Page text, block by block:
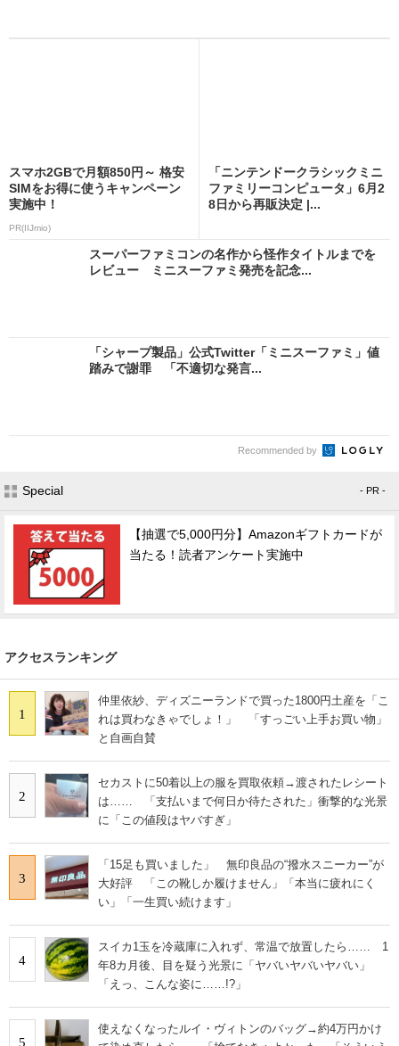
スマホ2GBで月額850円～ 格安
SIMをお得に使うキャンペーン
実施中！
PR(IIJmio)
「ニンテンドークラシックミニ
ファミリーコンピュータ」6月2
8日から再販決定 |...
スーパーファミコンの名作から怪作タイトルまでを
レビュー ミニスーファミ発売を記念...
「シャープ製品」公式Twitter「ミニスーファミ」値
踏みで謝罪 「不適切な発言...
Recommended by
Special - PR -
【抽選で5,000円分】Amazonギフトカードが
当たる！読者アンケート実施中
アクセスランキング
1
仲里依紗、ディズニーランドで買った1800円土産を「こ
れは買わなきゃでしょ！」 「すっごい上手お買い物」
と自画自賛
2
セカストに50着以上の服を買取依頼→渡されたレシート
は…… 「支払いまで何日か待たされた」衝撃的な光景
に「この値段はヤバすぎ」
3
「15足も買いました」 無印良品の“撥水スニーカー”が
大好評 「この靴しか履けません」「本当に疲れにく
い」「一生買い続けます」
4
スイカ1玉を冷蔵庫に入れず、常温で放置したら…… 1
年8カ月後、目を疑う光景に「ヤバいヤバいヤバい」
「えっ、こんな姿に……!?」
5
使えなくなったルイ・ヴィトンのバッグ→約4万円かけ